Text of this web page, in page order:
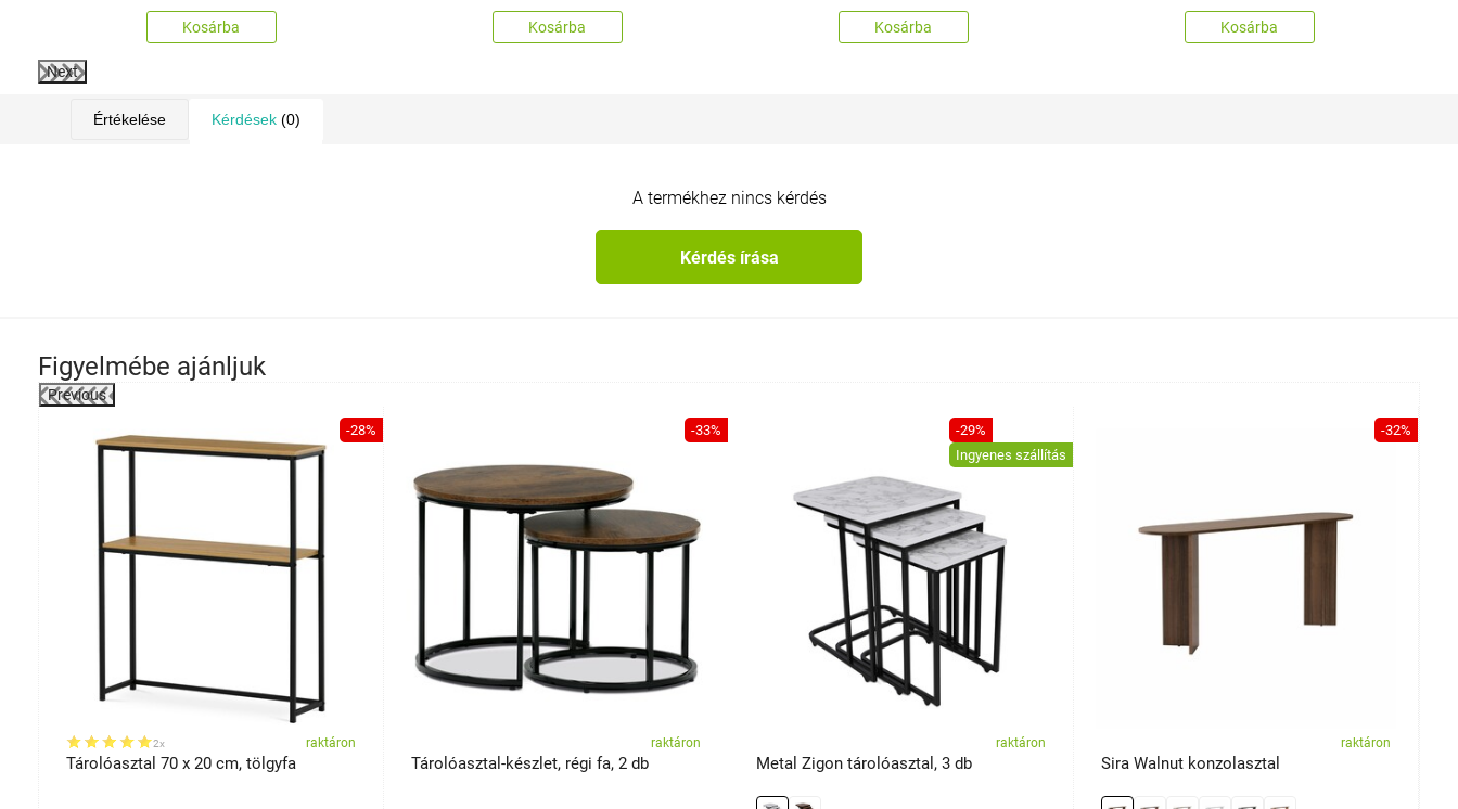
Kosárba Kosárba Kosárba Kosárba
Next
Értékelése Kérdések (0)
A termékhez nincs kérdés
Kérdés írása
Figyelmébe ajánljuk
Previous
-28%
2x raktáron
Tárolóasztal 70 x 20 cm, tölgyfa
-33%
raktáron
Tárolóasztal-készlet, régi fa, 2 db
-29%
Ingyenes szállítás
raktáron
Metal Zigon tárolóasztal, 3 db
-32%
raktáron
Sira Walnut konzolasztal